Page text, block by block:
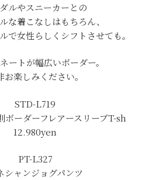
ルやスニーカーとの
な着こなしはもちろん、
で女性らしくシフトさせても。
ートが幅広いボーダー。
お楽しみください。
STD-L719
ボーダーフレアースリーブT-sh
12.980yen
PT-L327
シャンジョグパンツ